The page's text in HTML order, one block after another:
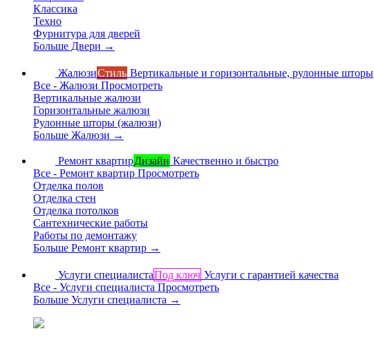
Классика
Техно
Фурнитура для дверей
Больше Двери →
ЖалюзиСтиль Вертикальные и горизонтальные, рулонные шторы
Все - Жалюзи Просмотреть
Вертикальные жалюзи
Горизонтальные жалюзи
Рулонные шторы (жалюзи)
Больше Жалюзи →
Ремонт квартирДизайн Качественно и быстро
Все - Ремонт квартир Просмотреть
Отделка полов
Отделка стен
Отделка потолков
Сантехнические работы
Работы по демонтажу
Больше Ремонт квартир →
Услуги специалистаПод ключ Услуги с гарантией качества
Все - Услуги специалиста Просмотреть
Больше Услуги специалиста →